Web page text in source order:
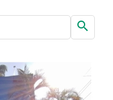
search